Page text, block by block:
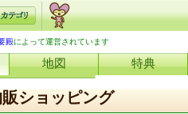
殿によって運営されています
地図 特典
ショッピング